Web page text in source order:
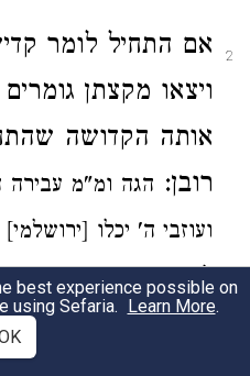
2 אם התחיל לומר
ויצאו מקצתן גומרים
אותה הקדושה
רובן: הגה ומ"מ עבירה
ועוזבי ה' יכלו [ירושלמי]
לצאת [מרדכי פ' בתרא
or kedusha
best experience possible on
using Sefaria. Learn More.